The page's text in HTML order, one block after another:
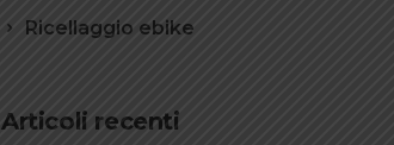
Ricellaggio ebike
Articoli recenti